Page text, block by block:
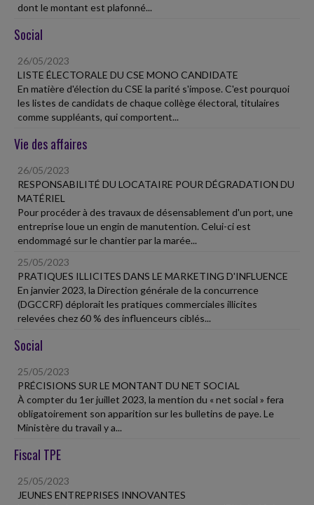
dont le montant est plafonné...
Social
26/05/2023
LISTE ÉLECTORALE DU CSE MONO CANDIDATE
En matière d'élection du CSE la parité s'impose. C'est pourquoi
les listes de candidats de chaque collège électoral, titulaires
comme suppléants, qui comportent...
Vie des affaires
26/05/2023
RESPONSABILITÉ DU LOCATAIRE POUR DÉGRADATION DU
MATÉRIEL
Pour procéder à des travaux de désensablement d'un port, une
entreprise loue un engin de manutention. Celui-ci est
endommagé sur le chantier par la marée...
25/05/2023
PRATIQUES ILLICITES DANS LE MARKETING D'INFLUENCE
En janvier 2023, la Direction générale de la concurrence
(DGCCRF) déplorait les pratiques commerciales illicites
relevées chez 60 % des influenceurs ciblés...
Social
25/05/2023
PRÉCISIONS SUR LE MONTANT DU NET SOCIAL
À compter du 1er juillet 2023, la mention du « net social » fera
obligatoirement son apparition sur les bulletins de paye. Le
Ministère du travail y a...
Fiscal TPE
25/05/2023
JEUNES ENTREPRISES INNOVANTES